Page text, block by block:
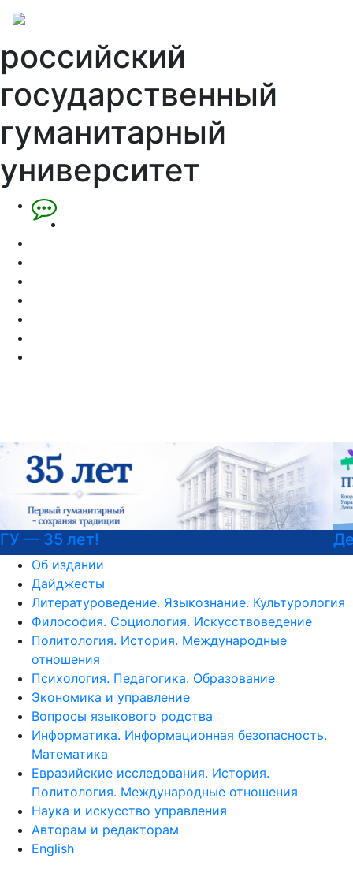
российский
государственный
гуманитарный
университет
Детали программы
Об издании
Дайджесты
Литературоведение. Языкознание. Культурология
Философия. Социология. Искусствоведение
Политология. История. Международные
отношения
Психология. Педагогика. Образование
Экономика и управление
Вопросы языкового родства
Информатика. Информационная безопасность.
Математика
Евразийские исследования. История.
Политология. Международные отношения
Наука и искусство управления
Авторам и редакторам
English